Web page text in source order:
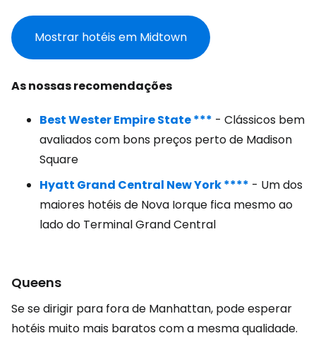
Mostrar hotéis em Midtown
As nossas recomendações
Best Wester Empire State *** - Clássicos bem
avaliados com bons preços perto de Madison
Square
Hyatt Grand Central New York **** - Um dos
maiores hotéis de Nova Iorque fica mesmo ao
lado do Terminal Grand Central
Queens
Se se dirigir para fora de Manhattan, pode esperar
hotéis muito mais baratos com a mesma qualidade.